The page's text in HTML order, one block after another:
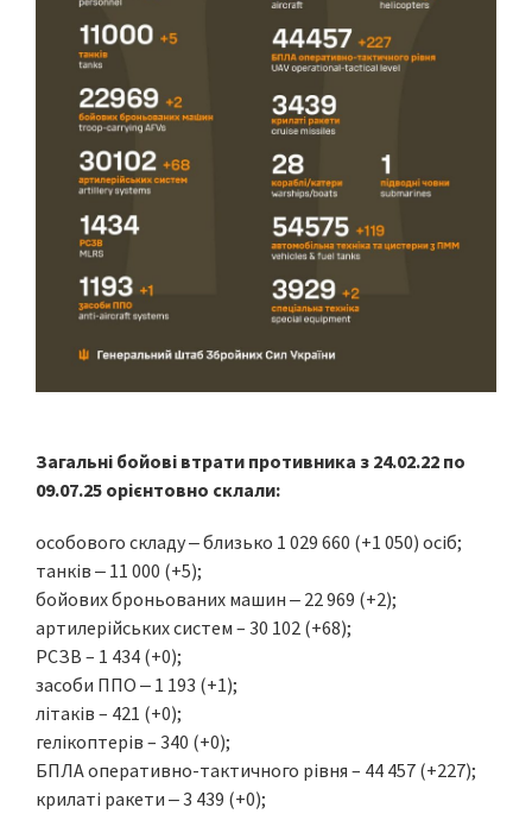
Загальні бойові втрати противника з 24.02.22 по
09.07.25 орієнтовно склали:
особового складу ‒ близько 1 029 660 (+1 050) осіб;
танків ‒ 11 000 (+5);
бойових броньованих машин ‒ 22 969 (+2);
артилерійських систем – 30 102 (+68);
РСЗВ – 1 434 (+0);
засоби ППО ‒ 1 193 (+1);
літаків – 421 (+0);
гелікоптерів – 340 (+0);
БПЛА оперативно-тактичного рівня – 44 457 (+227);
крилаті ракети ‒ 3 439 (+0);